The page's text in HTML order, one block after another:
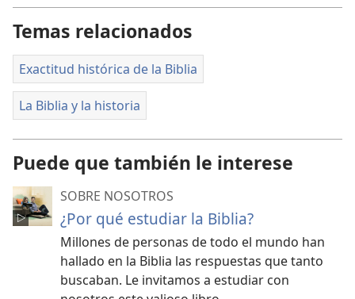
Temas relacionados
Exactitud histórica de la Biblia
La Biblia y la historia
Puede que también le interese
SOBRE NOSOTROS
¿Por qué estudiar la Biblia?
Millones de personas de todo el mundo han
hallado en la Biblia las respuestas que tanto
buscaban. Le invitamos a estudiar con